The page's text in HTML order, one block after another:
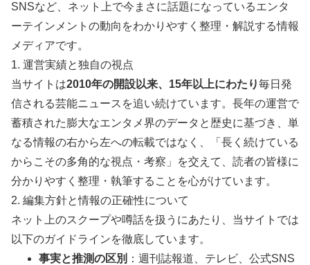
SNSなど、ネット上で今まさに話題になっているエンタ
ーテインメントの動向をわかりやすく整理・解説する情報
メディアです。
1. 運営実績と独自の視点
当サイトは2010年の開設以来、15年以上にわたり毎日発
信される芸能ニュースを追い続けています。長年の運営で
蓄積された膨大なエンタメ界のデータと歴史に基づき、単
なる情報の右から左への転載ではなく、「長く続けている
からこその多角的な視点・考察」を交えて、読者の皆様に
分かりやすく整理・執筆することを心がけています。
2. 編集方針と情報の正確性について
ネット上のスクープや噂話を扱うにあたり、当サイトでは
以下のガイドラインを徹底しています。
事実と推測の区別 ：週刊誌報道、テレビ、公式SNS